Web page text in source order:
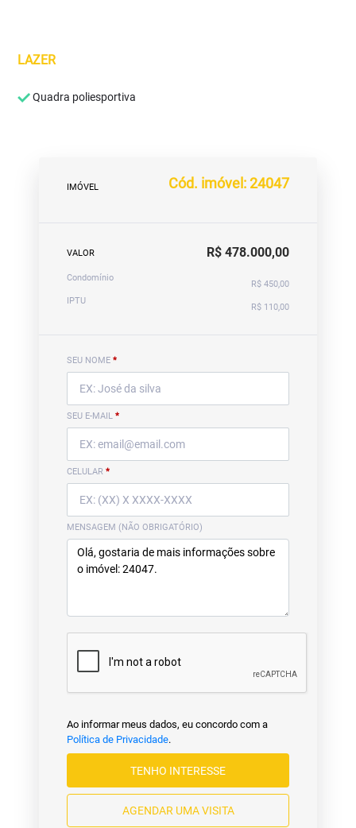
LAZER
Quadra poliesportiva
IMÓVEL Cód. imóvel: 24047
VALOR R$ 478.000,00
Condomínio
R$ 450,00
IPTU
R$ 110,00
SEU NOME *
SEU E-MAIL *
CELULAR *
MENSAGEM (NÃO OBRIGATÓRIO)
Ao informar meus dados, eu concordo com a
Política de Privacidade.
TENHO INTERESSE
AGENDAR UMA VISITA